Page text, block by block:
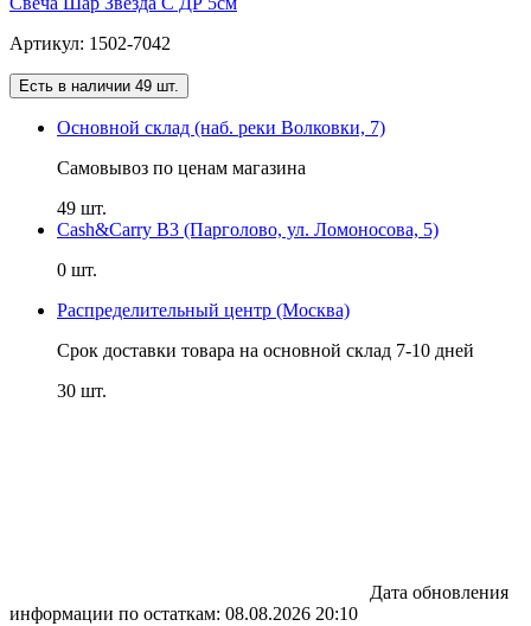
Артикул: 1502-7042
Есть в наличии 49 шт.
Основной склад (наб. реки Волковки, 7)
Самовывоз по ценам магазина
49 шт.
Cash&Carry B3 (Парголово, ул. Ломоносова, 5)
0 шт.
Распределительный центр (Москва)
Срок доставки товара на основной склад 7-10 дней
30 шт.
Дата обновления
информации по остаткам: 08.08.2026 20:10